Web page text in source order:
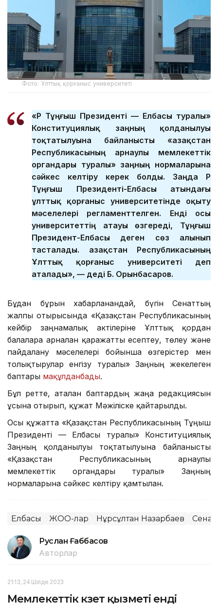
Фото: Ұлттық қорғаныс университеті
«ҚР Тұңғыш Президенті — Елбасы туралы»
Конституциялық заңның қолданылуы
тоқтатылуына байланысты «Қазақстан
Республикасының арнаулы мемлекеттік
органдары туралы» заңның нормаларына
сәйкес келтіру керек болды. Заңда ҚР
Тұңғыш Президенті-Елбасы атындағы
ұлттық қорғаныс университетінде оқыту
мәселелері регламенттелген. Енді осы
университеттің атауы өзгереді, Тұңғыш
Президент-Елбасы деген сөз алынып
тасталады. Қазақстан Республикасының
Ұлттық қорғаныс университеті деп
аталады», — деді Б. Орынбасаров.
Бұдан бұрын хабарланғандай, бүгін Сенаттың
жалпы отырысында «Қазақстан Республикасының
кейбір заңнамалық актілеріне Ұлттық қордан
балаларға арналған қаражатты есептеу, төлеу және
пайдалану мәселелері бойынша өзгерістер мен
толықтырулар енгізу туралы» Заңның жекелеген
баптары мақұлданбады.
Бұл ретте, аталған баптардың жаңа редакциясын
ұсына отырып, құжат Мәжіліске қайтарылды.
Осы құжатта «Қазақстан Республикасының Тұңғыш
Президенті — Елбасы туралы» Конституциялық
Заңның қолданылуы тоқтатылуына байланысты
«Қазақстан Республикасының арнаулы
мемлекеттік органдары туралы» Заңның
нормаларына сәйкес келтіру қамтылған.
Елбасы ЖОО-лар Нұрсұлтан Назарбаев Сенат
Руслан Ғаббасов
Авторлар
21:13, 24 Шілде 2023
Мемлекеттік күзет қызметі енді